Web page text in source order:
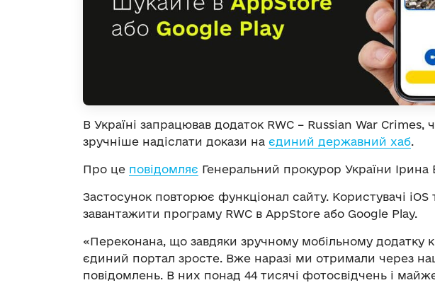
В Україні запрацював додаток RWC – Russian War
зручніше надіслати докази на єдиний державний хаб.
Про це повідомляє Генеральний прокурор України Ірина
Застосунок повторює функціонал сайту. Користувачі
завантажити програму RWC в AppStore або Google Play.
«Переконана, що завдяки зручному мобільному додатку
єдиний портал зросте. Вже наразі ми отримали через
повідомлень. В них понад 44 тисячі фотосвідчень і